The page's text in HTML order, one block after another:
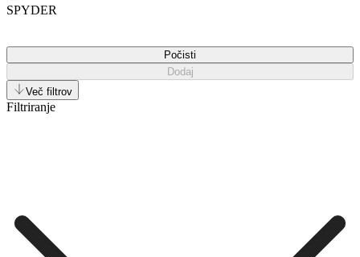
SPYDER
Počisti
Dodaj
Več filtrov
Filtriranje